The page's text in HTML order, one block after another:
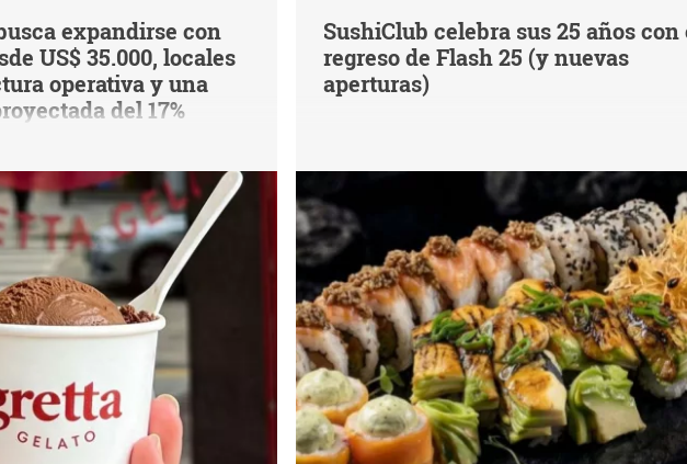
expandirse con
US$ 35.000, locales
operativa y una
del 17%
SushiClub celebra sus 25 años con
regreso de Flash 25 (y nuevas
aperturas)